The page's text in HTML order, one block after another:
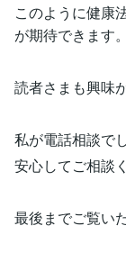
このように健康
が期待できます。
読者さまも興味
私が電話相談で
安心してご相談
最後までご覧い